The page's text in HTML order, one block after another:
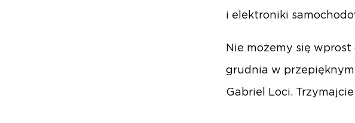
i elektroniki
Nie możemy się
grudnia w
Gabriel Loci.